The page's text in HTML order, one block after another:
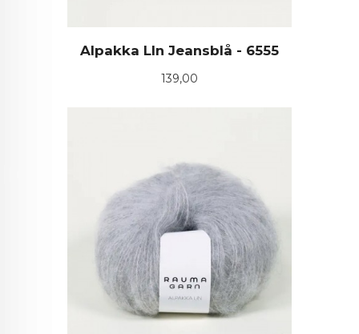
Alpakka LIn Jeansblå - 6555
Pris
139,00